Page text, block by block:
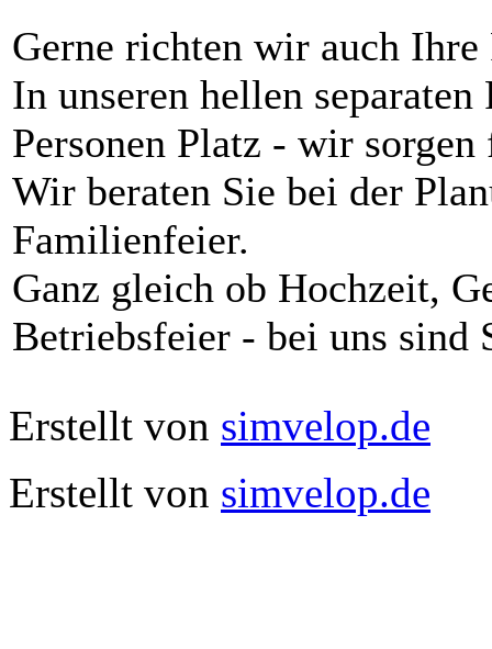
Gerne richten wir auch
In unseren hellen
Personen Platz - wir
Wir beraten Sie bei der
Familienfeier.
Ganz gleich ob Hochzeit,
Betriebsfeier - bei uns sind
Erstellt von simvelop.de
Erstellt von simvelop.de